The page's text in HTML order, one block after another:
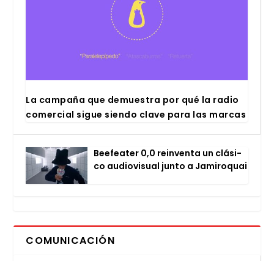
La cam­pa­ña que demues­tra por qué la radio
comer­cial sigue sien­do cla­ve para las mar­cas
Bee­fea­ter 0,0 rein­ven­ta un clá­si­
co audio­vi­sual jun­to a Jami­ro­quai
COMUNICACIÓN